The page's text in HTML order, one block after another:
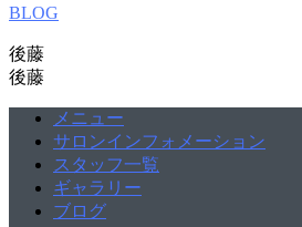
BLOG
後藤
後藤
メニュー
サロンインフォメーション
スタッフ一覧
ギャラリー
ブログ